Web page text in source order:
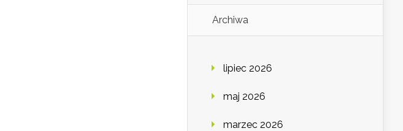
Archiwa
lipiec 2026
maj 2026
marzec 2026